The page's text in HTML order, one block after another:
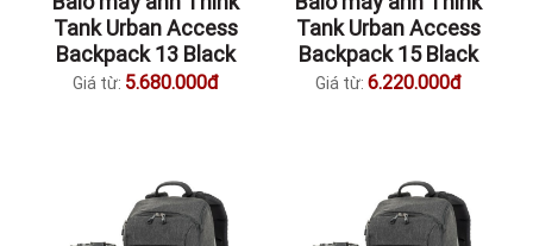
Tank Urban Access
Backpack 13 Black
Giá từ: 5.680.000đ
Tank Urban Access
Backpack 15 Black
Giá từ: 6.220.000đ